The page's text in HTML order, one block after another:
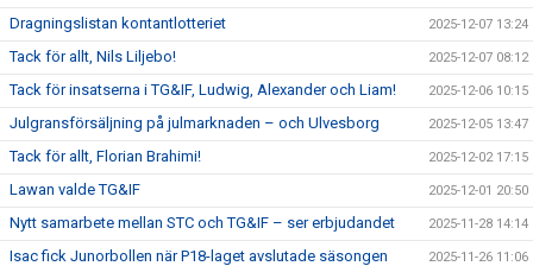
Dragningslistan kontantlotteriet 2025-12-07 13:24
Tack för allt, Nils Liljebo! 2025-12-07 08:12
Tack för insatserna i TG&IF, Ludwig, Alexander och Liam! 2025-12-06 10:15
Julgransförsäljning på julmarknaden – och Ulvesborg 2025-12-05 13:47
Tack för allt, Florian Brahimi! 2025-12-02 17:15
Lawan valde TG&IF 2025-12-01 20:50
Nytt samarbete mellan STC och TG&IF – ser erbjudandet 2025-11-28 14:14
Isac fick Junorbollen när P18-laget avslutade säsongen 2025-11-26 11:06